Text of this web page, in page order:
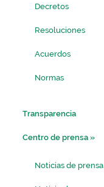
Decretos
Resoluciones
Acuerdos
Normas
Transparencia
Centro de prensa»
Noticias de prensa